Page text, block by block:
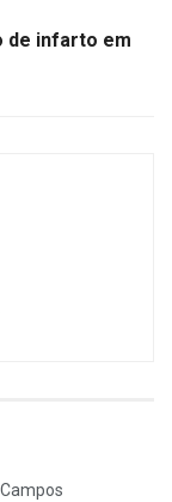
de infarto em
Campos